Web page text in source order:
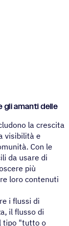
gli amanti delle
la crescita
visibilità e
Con le
da usare di
più
loro contenuti
i flussi di
il flusso di
tipo "tutto o